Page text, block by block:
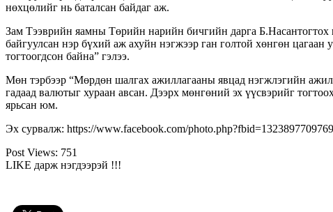
нөхцөлийг нь баталсан байдаг аж.
Зам Тээврийн яамны Төрийн нарийн бичгийн дарга Б.Насантогтох
байгуулсан нэр бүхий аж ахуйн нэгжээр ган голтой хөнгөн цагаан
тогтоогдсон байна” гэлээ.
Мөн тэрбээр “Мөрдөн шалгах ажиллагааны явцад нэгжлэгийн
гадаад валютыг хураан авсан. Дээрх мөнгөний эх үүсвэрийг
ярьсан юм.
Эх сурвалж: https://www.facebook.com/
Post Views: 751
LIKE дарж нэгдээрэй !!!